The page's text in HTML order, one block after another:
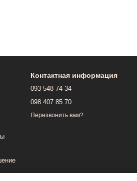
Контактная информация
093 548 74 34
098 407 85 70
Перезвонить вам?